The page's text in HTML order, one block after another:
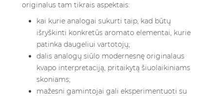
originalus tam tikrais aspektais:
kai kurie analogai sukurti taip, kad būtų
išryškinti konkretūs aromato elementai, kurie
patinka daugeliui vartotojų;
dalis analogų siūlo modernesnę originalaus
kvapo interpretaciją, pritaikytą šiuolaikiniams
skoniams;
mažesni gamintojai gali eksperimentuoti su